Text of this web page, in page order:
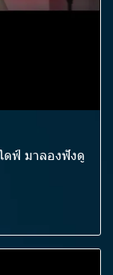
ดฟ์ มาลองฟังดู